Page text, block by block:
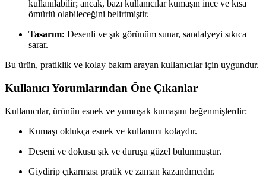
kullanılabilir; ancak, bazı kullanıcılar kumaşın ince ve kısa
ömürlü olabileceğini belirtmiştir.
Tasarım: Desenli ve şık görünüm sunar, sandalyeyi sıkıca
sarar.
Bu ürün, pratiklik ve kolay bakım arayan kullanıcılar için uygundur.
Kullanıcı Yorumlarından Öne Çıkanlar
Kullanıcılar, ürünün esnek ve yumuşak kumaşını beğenmişlerdir:
Kumaşı oldukça esnek ve kullanımı kolaydır.
Deseni ve dokusu şık ve duruşu güzel bulunmuştur.
Giydirip çıkarması pratik ve zaman kazandırıcıdır.